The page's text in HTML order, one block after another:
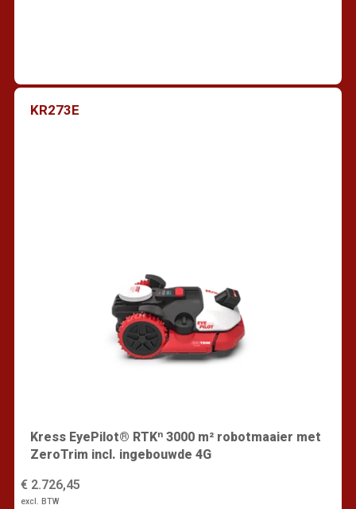
KR273E
Kress EyePilot® RTKⁿ 3000 m² robotmaaier met
ZeroTrim incl. ingebouwde 4G
€ 2.726,45
excl. BTW